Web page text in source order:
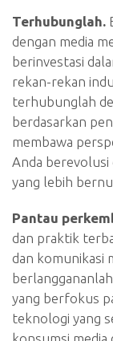
Terhubunglah.
dengan media
berinvestasi
rekan-rekan
terhubunglah
berdasarkan
membawa
Anda berevolusi
yang lebih
Pantau
dan praktik
dan komunikasi
yang berfokus
teknologi yang